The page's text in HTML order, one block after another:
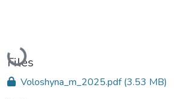
Loading...
Files
Voloshyna_m_2025.pdf(3.53 MB)